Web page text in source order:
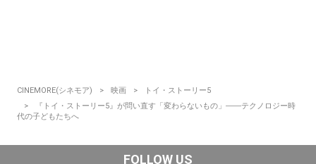
CINEMORE(シネモア) 映画
トイ・ストーリー5
『トイ・ストーリー5』が問い直す「変わらないもの」――テクノロジー時
代の子どもたちへ
FOLLOW US